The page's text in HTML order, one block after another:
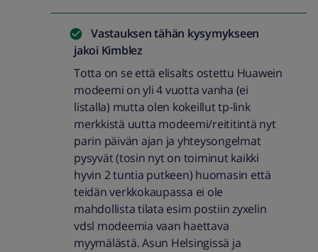
Vastauksen tähän kysymykseen
jakoi Kimblez
Totta on se että elisalts ostettu Huawein
modeemi on yli 4 vuotta vanha (ei
listalla) mutta olen kokeillut tp-link
merkkistä uutta modeemi/reititintä nyt
parin päivän ajan ja yhteysongelmat
pysyvät (tosin nyt on toiminut kaikki
hyvin 2 tuntia putkeen) huomasin että
teidän verkkokaupassa ei ole
mahdollista tilata esim postiin zyxelin
vdsl modeemia vaan haettava
myymälästä. Asun Helsingissä ja